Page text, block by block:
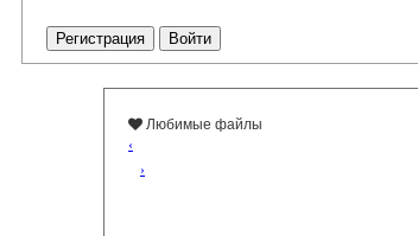
Регистрация Войти
Любимые файлы
‹
›